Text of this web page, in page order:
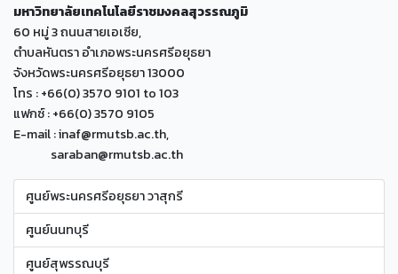
มหาวิทยาลัยเทคโนโลยีราชมงคลสุวรรณภูมิ
60 หมู่ 3 ถนนสายเอเซีย,
ตำบลหันตรา อำเภอพระนครศรีอยุธยา
จังหวัดพระนครศรีอยุธยา 13000
โทร : +66(0) 3570 9101 to 103
แฟกซ์ : +66(0) 3570 9105
E-mail : inaf@rmutsb.ac.th,
saraban@rmutsb.ac.th
ศูนย์พระนครศรีอยุธยา วาสุกรี
ศูนย์นนทบุรี
ศูนย์สุพรรณบุรี